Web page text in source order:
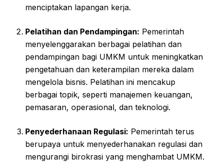
menciptakan lapangan kerja.
Pelatihan dan Pendampingan: Pemerintah
menyelenggarakan berbagai pelatihan dan
pendampingan bagi UMKM untuk meningkatkan
pengetahuan dan keterampilan mereka dalam
mengelola bisnis. Pelatihan ini mencakup
berbagai topik, seperti manajemen keuangan,
pemasaran, operasional, dan teknologi.
Penyederhanaan Regulasi: Pemerintah terus
berupaya untuk menyederhanakan regulasi dan
mengurangi birokrasi yang menghambat UMKM.